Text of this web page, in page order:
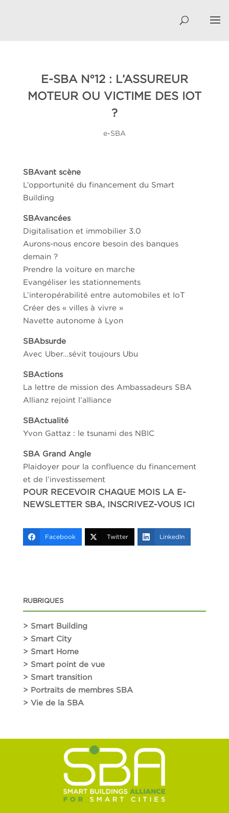
E-SBA N°12 : L’ASSUREUR
MOTEUR OU VICTIME DES IOT
?
e-SBA
SBAvant scène
L’opportunité du financement du Smart
Building
SBAvancées
Digitalisation et immobilier 3.0
Aurons-nous encore besoin des banques
demain ?
Prendre la voiture en marche
Evangéliser les stationnements
L’interopérabilité entre automobiles et IoT
Créer des « villes à vivre »
Navette autonome à Lyon
SBAbsurde
Avec Uber…sévit toujours Ubu
SBActions
La lettre de mission des Ambassadeurs SBA
Allianz rejoint l’alliance
SBActualité
Yvon Gattaz : le tsunami des NBIC
SBA Grand Angle
Plaidoyer pour la confluence du financement
et de l’investissement
POUR RECEVOIR CHAQUE MOIS LA E-
NEWSLETTER SBA, INSCRIVEZ-VOUS ICI
Facebook Twitter LinkedIn
RUBRIQUES
> Smart Building
> Smart City
> Smart Home
> Smart point de vue
> Smart transition
> Portraits de membres SBA
> Vie de la SBA